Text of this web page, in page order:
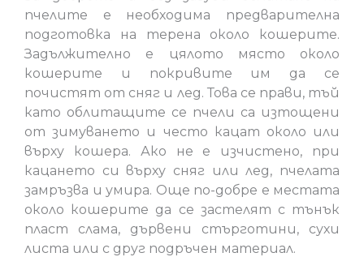
пчелите е необходима предварителна
подготовка на терена около кошерите.
Задължително е цялото място около
кошерите и покривите им да се
почистят от сняг и лед. Това се прави, тъй
като облитащите се пчели са изтощени
от зимуването и често кацат около или
върху кошера. Ако не е изчистено, при
кацането си върху сняг или лед, пчелата
замръзва и умира. Още по-добре е местата
около кошерите да се застелят с тънък
пласт слама, дървени стърготини, сухи
листа или с друг подръчен материал.